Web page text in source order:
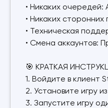
• Никаких очередей:
• Никаких
• Техническая
• Смена аккаунтов:
🎯 КРАТКАЯ
1. Войдите в клиент
2. Установите игру
3. Запустите игру